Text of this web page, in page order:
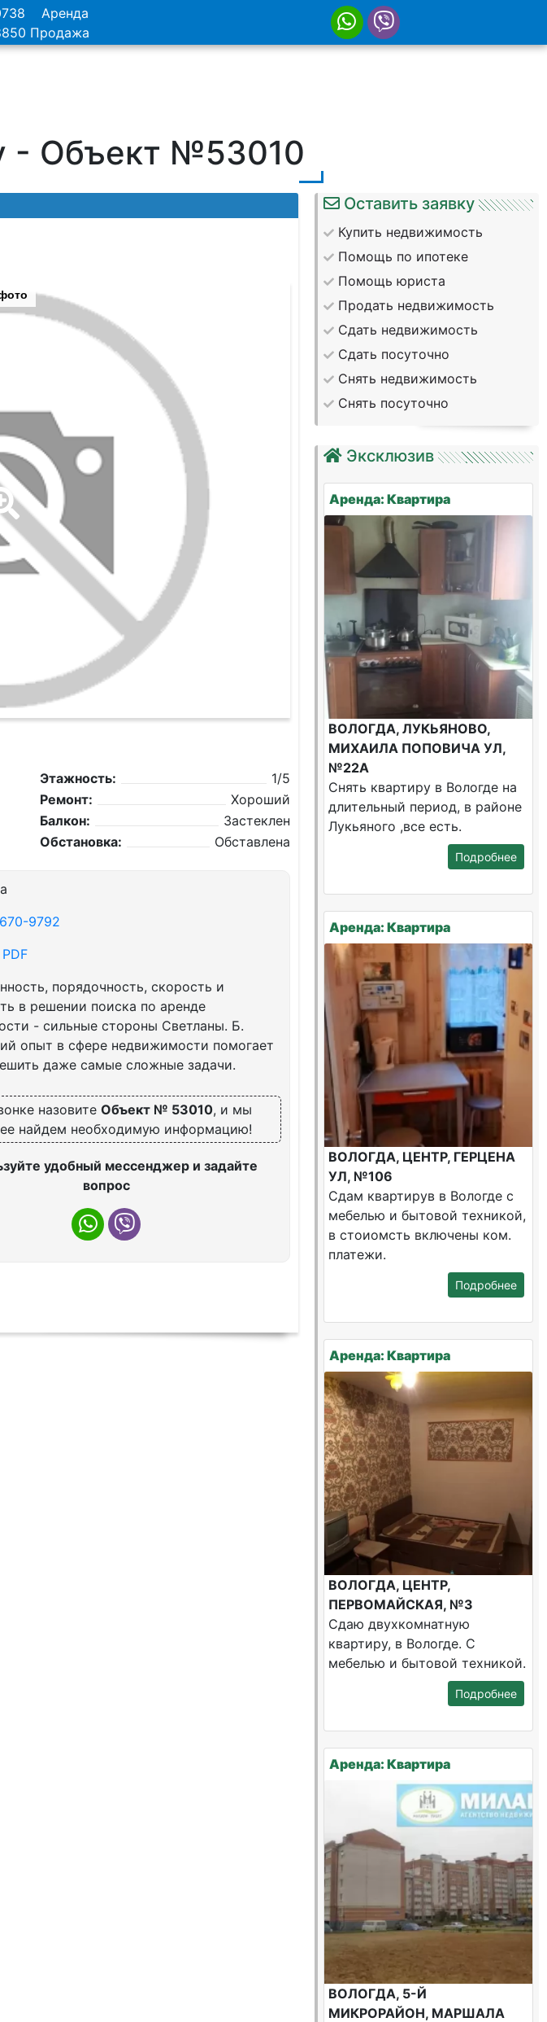
Аренда
Продажа
- Объект №53010
Этажность:
1/5
Ремонт:
Хороший
Балкон:
Застеклен
Обстановка:
Обставлена
9792
порядочность, скорость и
в решении поиска по аренде
- сильные стороны Светланы. Б.
опыт в сфере недвижимости помогает
даже самые сложные задачи.
назовитеОбъект № 53010, и мы
найдем необходимую информацию!
удобный мессенджер и задайте
вопрос
Оставить заявку
Купить недвижимость
Помощь по ипотеке
Помощь юриста
Продать недвижимость
Сдать недвижимость
Сдать посуточно
Снять недвижимость
Снять посуточно
Эксклюзив
Аренда: Квартира
ВОЛОГДА, ЛУКЬЯНОВО,
МИХАИЛА ПОПОВИЧА УЛ,
№22А
Снять квартиру в Вологде на
длительный период, в районе
Лукьяного ,все есть.
Подробнее
Аренда: Квартира
ВОЛОГДА, ЦЕНТР, ГЕРЦЕНА
УЛ, №106
Сдам квартирув в Вологде с
мебелью и бытовой техникой,
в стоиомсть включены ком.
платежи.
Подробнее
Аренда: Квартира
ВОЛОГДА, ЦЕНТР,
ПЕРВОМАЙСКАЯ, №3
Сдаю двухкомнатную
квартиру, в Вологде. С
мебелью и бытовой техникой.
Подробнее
Аренда: Квартира
ВОЛОГДА, 5-Й
МИКРОРАЙОН, МАРШАЛА